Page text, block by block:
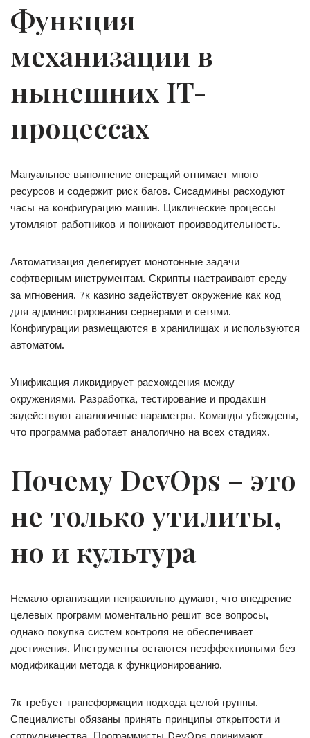
Функция
механизации в
нынешних IT-
процессах
Мануальное выполнение операций отнимает много
ресурсов и содержит риск багов. Сисадмины расходуют
часы на конфигурацию машин. Циклические процессы
утомляют работников и понижают производительность.
Автоматизация делегирует монотонные задачи
софтверным инструментам. Скрипты настраивают среду
за мгновения. 7к казино задействует окружение как код
для администрирования серверами и сетями.
Конфигурации размещаются в хранилищах и используются
автоматом.
Унификация ликвидирует расхождения между
окружениями. Разработка, тестирование и продакшн
задействуют аналогичные параметры. Команды убеждены,
что программа работает аналогично на всех стадиях.
Почему DevOps – это
не только утилиты,
но и культура
Немало организации неправильно думают, что внедрение
целевых программ моментально решит все вопросы,
однако покупка систем контроля не обеспечивает
достижения. Инструменты остаются неэффективными без
модификации метода к функционированию.
7к требует трансформации подхода целой группы.
Специалисты обязаны принять принципы открытости и